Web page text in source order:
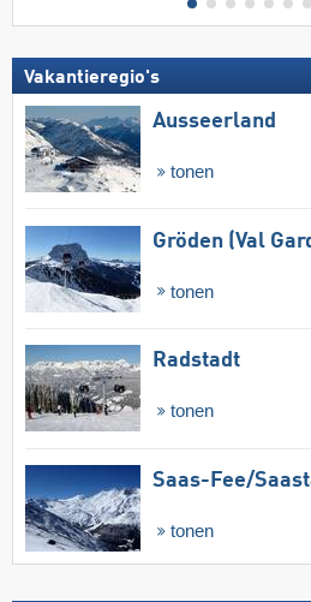
Vakantieregio's
Ausseerland
tonen
Gröden (Val
tonen
Radstadt
tonen
Saas-Fee/​
tonen